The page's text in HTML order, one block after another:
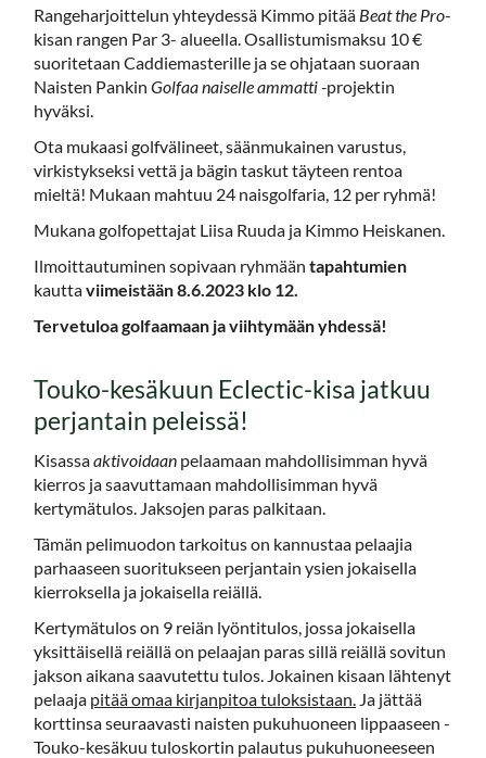
​​​​​​​Rangeharjoittelun yhteydessä Kimmo pitää Beat the Pro-
kisan rangen Par 3- alueella. Osallistumismaksu 10 €
suoritetaan Caddiemasterille ja se ohjataan suoraan
Naisten Pankin Golfaa naiselle ammatti -projektin
hyväksi.
Ota mukaasi golfvälineet, säänmukainen varustus,
virkistykseksi vettä ja bägin taskut täyteen rentoa
mieltä! Mukaan mahtuu 24 naisgolfaria, 12 per ryhmä!
Mukana golfopettajat Liisa Ruuda ja Kimmo Heiskanen.
Ilmoittautuminen sopivaan ryhmään tapahtumien
kauttaviimeistään 8.6.2023 klo 12.
Tervetuloa golfaamaan ja viihtymään yhdessä!
Touko-kesäkuun Eclectic-kisa jatkuu
perjantain peleissä!
Kisassaaktivoidaan pelaamaan mahdollisimman hyvä
kierros ja saavuttamaan mahdollisimman hyvä
kertymätulos. Jaksojen paras palkitaan.
Tämän pelimuodon tarkoitus on kannustaa pelaajia
parhaaseen suoritukseen perjantain ysien jokaisella
kierroksella ja jokaisella reiällä.
Kertymätulos on 9 reiän lyöntitulos, jossa jokaisella
yksittäisellä reiällä on pelaajan paras sillä reiällä sovitun
jakson aikana saavutettu tulos. Jokainen kisaan lähtenyt
pelaaja pitää omaa kirjanpitoa tuloksistaan. Ja jättää
korttinsa seuraavasti naisten pukuhuoneen lippaaseen -
Touko-kesäkuu tuloskortin palautus pukuhuoneeseen